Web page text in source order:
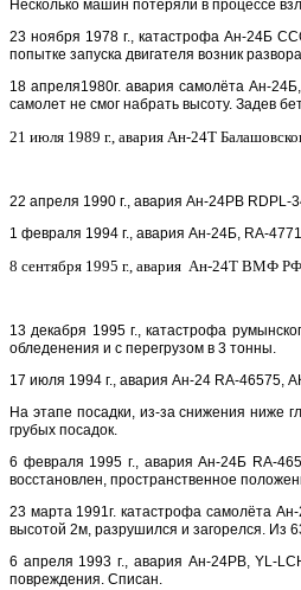
Несколько машин потеряли в процессе
23 ноября 1978 г., катастрофа Ан-24Б
попытке запуска двигателя возник
18 апреля1980г. авария самолёта Ан-
самолет не смог набрать высоту. Задев
21 июля 1989 г., авария Ан-24Т
22 апреля 1990 г., авария Ан-24РВ
1 февраля 1994 г., авария Ан-24Б, RA-
8 сентября 1995 г., авария Ан-24Т ВМФ РФ,
13 декабря 1995 г., катастрофа
обледенения и с перегрузом в 3 тонны.
17 июля 1994 г., авария Ан-24 RA-46575,
На этапе посадки, из-за снижения
грубых посадок.
6 февраля 1995 г., авария Ан-24Б RA-
восстановлен, пространственное
23 марта 1991г. катастрофа самолёта
высотой 2м, разрушился и загорелся. Из
6 апреля 1993 г., авария Ан-24РВ, YL-
повреждения. Списан.